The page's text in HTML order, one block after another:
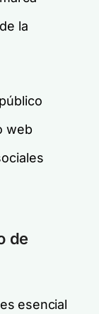
la
web
de
esencial